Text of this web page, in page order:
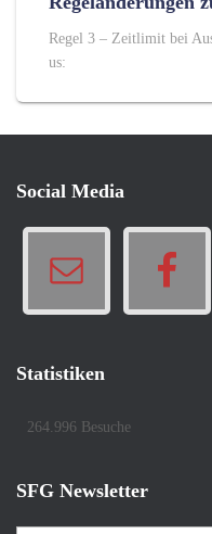
Regel 3 – Zeitlimit bei
us:
Social Media
Statistiken
264.996 Besuche
SFG Newsletter